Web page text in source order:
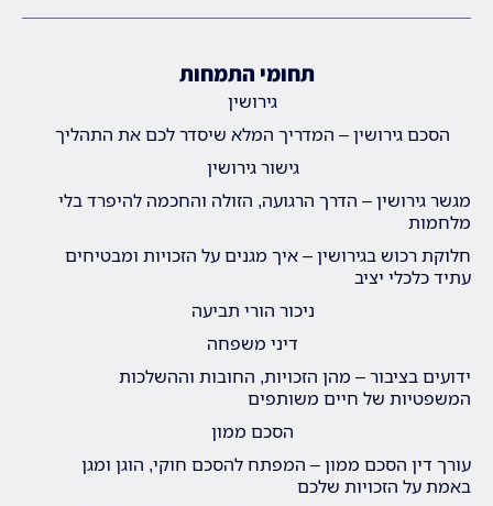
תחומי התמחות
גירושין
הסכם גירושין – המדריך המלא שיסדר לכם את התהליך
גישור גירושין
מגשר גירושין – הדרך הרגועה, הזולה והחכמה להיפרד בלי
מלחמות
חלוקת רכוש בגירושין – איך מגנים על הזכויות ומבטיחים
עתיד כלכלי יציב
ניכור הורי תביעה
דיני משפחה
ידועים בציבור – מהן הזכויות, החובות וההשלכות
המשפטיות של חיים משותפים
הסכם ממון
עורך דין הסכם ממון – המפתח להסכם חוקי, הוגן ומגן
באמת על הזכויות שלכם